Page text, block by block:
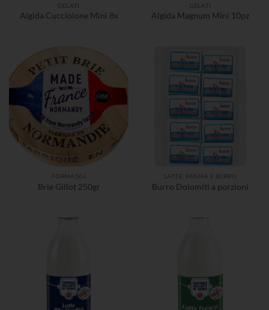
GELATI
Algida Cucciolone Mini 8x
GELATI
Algida Magnum Mini 10pz
FORMAGGI
Brie Gillot 250gr
LATTE, PANNA E BURRO
Burro Dolomiti a porzioni